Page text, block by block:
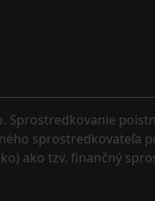
Sprostredkovanie
sprostredkovateľa
ako tzv. finančný